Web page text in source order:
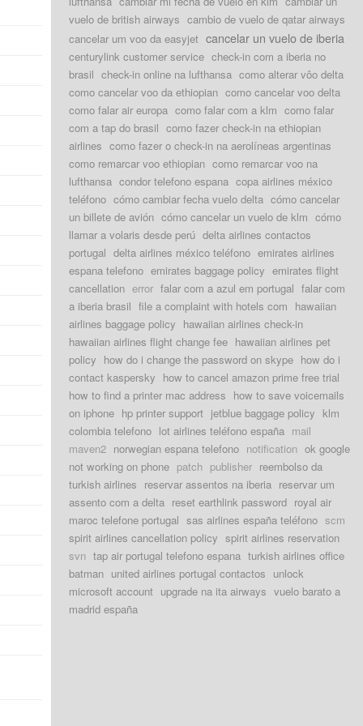
vuelo de british airways cambio de vuelo de qatar airways
cancelar um voo da easyjet cancelar un vuelo de iberia
centurylink customer service check-in com a iberia no
brasil check-in online na lufthansa como alterar vôo delta
como cancelar voo da ethiopian como cancelar voo delta
como falar air europa como falar com a klm como falar
com a tap do brasil como fazer check-in na ethiopian
airlines como fazer o check-in na aerolíneas argentinas
como remarcar voo ethiopian como remarcar voo na
lufthansa condor telefono espana copa airlines méxico
teléfono cómo cambiar fecha vuelo delta cómo cancelar
un billete de avión cómo cancelar un vuelo de klm cómo
llamar a volaris desde perú delta airlines contactos
portugal delta airlines méxico teléfono emirates airlines
espana telefono emirates baggage policy emirates flight
cancellation error falar com a azul em portugal falar com
a iberia brasil file a complaint with hotels com hawaiian
airlines baggage policy hawaiian airlines check-in
hawaiian airlines flight change fee hawaiian airlines pet
policy how do i change the password on skype how do i
contact kaspersky how to cancel amazon prime free trial
how to find a printer mac address how to save voicemails
on iphone hp printer support jetblue baggage policy klm
colombia telefono lot airlines teléfono españa mail
maven2 norwegian espana telefono notification ok google
not working on phone patch publisher reembolso da
turkish airlines reservar assentos na iberia reservar um
assento com a delta reset earthlink password royal air
maroc telefone portugal sas airlines españa teléfono scm
spirit airlines cancellation policy spirit airlines reservation
svn tap air portugal telefono espana turkish airlines office
batman united airlines portugal contactos unlock
microsoft account upgrade na ita airways vuelo barato a
madrid españa